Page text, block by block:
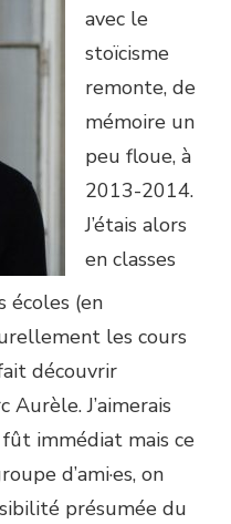
avec le
stoïcisme
remonte, de
mémoire un
peu floue, à
2013-2014.
J’étais alors
en classes
écoles (en
les cours
découvrir
J’aimerais
immédiat mais ce
d’ami·es, on
présumée du